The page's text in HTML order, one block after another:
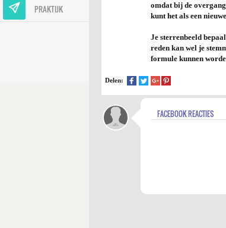
PRAKTIJK
omdat bij de
kunt het als een
Je sterrenbeeld
reden kan wel je
formule kunnen
Delen:
FACEBOOK REACTIES